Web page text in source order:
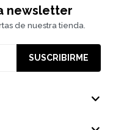
newsletter
de nuestra tienda.
SUSCRIBIRME